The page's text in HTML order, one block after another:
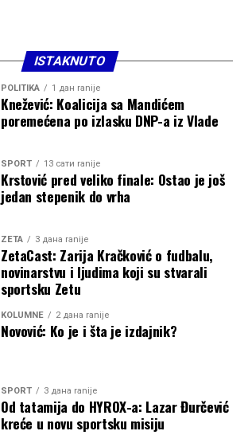
ISTAKNUTO
POLITIKA 1 дан ranije
Knežević: Koalicija sa Mandićem
poremećena po izlasku DNP-a iz Vlade
SPORT 13 сати ranije
Krstović pred veliko finale: Ostao je još
jedan stepenik do vrha
ZETA 3 дана ranije
ZetaCast: Zarija Kračković o fudbalu,
novinarstvu i ljudima koji su stvarali
sportsku Zetu
KOLUMNE 2 дана ranije
Novović: Ko je i šta je izdajnik?
SPORT 3 дана ranije
Od tatamija do HYROX-a: Lazar Đurčević
kreće u novu sportsku misiju